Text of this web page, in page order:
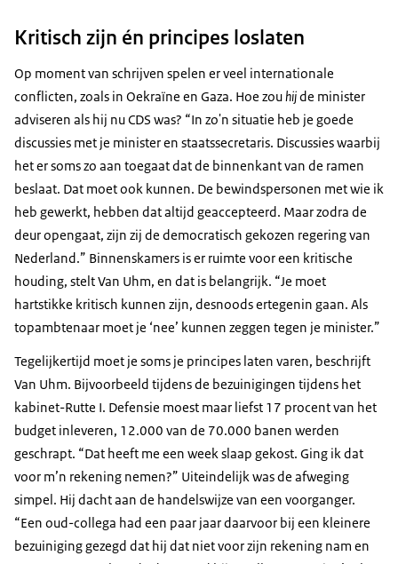
Kritisch zijn én principes loslaten
Op moment van schrijven spelen er veel internationale
conflicten, zoals in Oekraïne en Gaza. Hoe zouhijde minister
adviseren als hij nu CDS was? “In zo'n situatie heb je goede
discussies met je minister en staatssecretaris. Discussies waarbij
het er soms zo aan toegaat dat de binnenkant van de ramen
beslaat. Dat moet ook kunnen. De bewindspersonen met wie ik
heb gewerkt, hebben dat altijd geaccepteerd. Maar zodra de
deur opengaat, zijn zij de democratisch gekozen regering van
Nederland.” Binnenskamers is er ruimte voor een kritische
houding, stelt Van Uhm, en dat is belangrijk. “Je moet
hartstikke kritisch kunnen zijn, desnoods ertegenin gaan. Als
topambtenaar moet je ‘nee’ kunnen zeggen tegen je minister.”
Tegelijkertijd moet je soms je principes laten varen, beschrijft
Van Uhm. Bijvoorbeeld tijdens de bezuinigingen tijdens het
kabinet-Rutte I. Defensie moest maar liefst 17 procent van het
budget inleveren, 12.000 van de 70.000 banen werden
geschrapt. “Dat heeft me een week slaap gekost. Ging ik dat
voor m’n rekening nemen?” Uiteindelijk was de afweging
simpel. Hij dacht aan de handelswijze van een voorganger.
“Een oud-collega had een paar jaar daarvoor bij een kleinere
bezuiniging gezegd dat hij dat niet voor zijn rekening nam en